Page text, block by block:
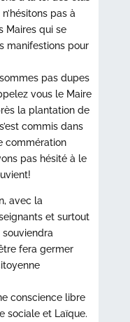
pas à
Maires qui se
manifestions pour
pas dupes
vous le Maire
la plantation de
commis dans
commération
pas hésité à le
avec la
et surtout
souviendra
fera germer
conscience libre
sociale et Laïque.